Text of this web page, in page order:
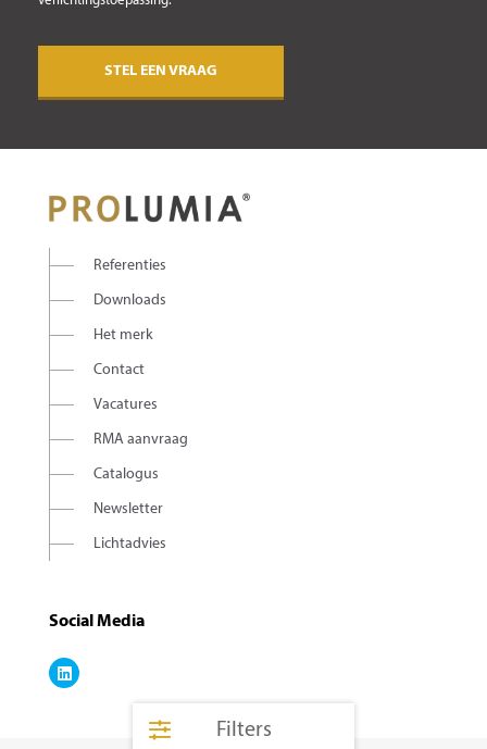
Filters
STEL EEN VRAAG
Referenties
Downloads
Het merk
Contact
Vacatures
RMA aanvraag
Catalogus
Newsletter
Lichtadvies
Social Media